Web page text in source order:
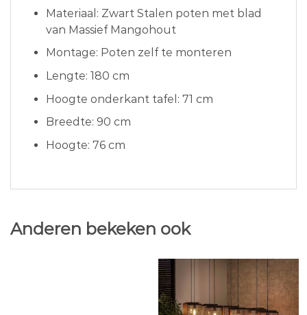
Materiaal: Zwart Stalen poten met blad
van Massief Mangohout
Montage: Poten zelf te monteren
Lengte: 180 cm
Hoogte onderkant tafel: 71 cm
Breedte: 90 cm
Hoogte: 76 cm
Anderen bekeken ook